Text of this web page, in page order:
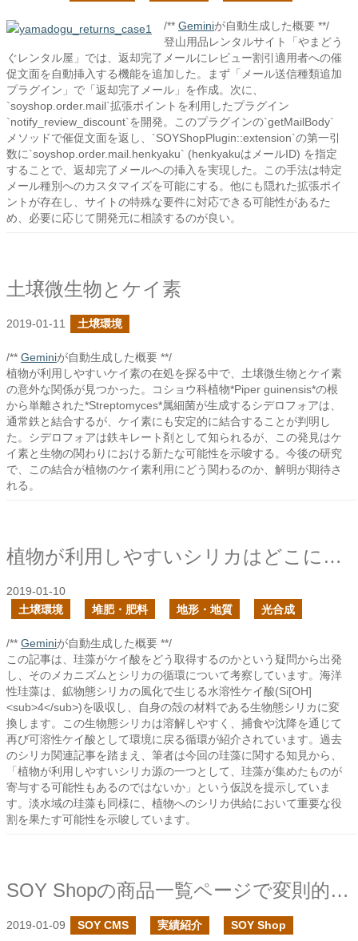
/** Geminiが自動生成した概要 **/
登山用品レンタルサイト「やまどう
ぐレンタル屋」では、返却完了メールにレビュー割引適用者への催
促文面を自動挿入する機能を追加した。まず「メール送信種類追加
プラグイン」で「返却完了メール」を作成。次に、
`soyshop.order.mail`拡張ポイントを利用したプラグイン
`notify_review_discount`を開発。このプラグインの`getMailBody`
メソッドで催促文面を返し、`SOYShopPlugin::extension`の第一引
数に`soyshop.order.mail.henkyaku` (henkyakuはメールID) を指定
することで、返却完了メールへの挿入を実現した。この手法は特定
メール種別へのカスタマイズを可能にする。他にも隠れた拡張ポイ
ントが存在し、サイトの特殊な要件に対応できる可能性があるた
め、必要に応じて開発元に相談するのが良い。
土壌微生物とケイ素
2019-01-11 土壌環境
/** Geminiが自動生成した概要 **/
植物が利用しやすいケイ素の在処を探る中で、土壌微生物とケイ素
の意外な関係が見つかった。コショウ科植物*Piper guinensis*の根
から単離された*Streptomyces*属細菌が生成するシデロフォアは、
通常鉄と結合するが、ケイ素にも安定的に結合することが判明し
た。シデロフォアは鉄キレート剤として知られるが、この発見はケ
イ素と生物の関わりにおける新たな可能性を示唆する。今後の研究
で、この結合が植物のケイ素利用にどう関わるのか、解明が期待さ
れる。
植物が利用しやすいシリカはどこにある？
2019-01-10
土壌環境
堆肥・肥料 地形・地質 光合成
/** Geminiが自動生成した概要 **/
この記事は、珪藻がケイ酸をどう取得するのかという疑問から出発
し、そのメカニズムとシリカの循環について考察しています。海洋
性珪藻は、鉱物態シリカの風化で生じる水溶性ケイ酸(Si[OH]
<sub>4</sub>)を吸収し、自身の殻の材料である生物態シリカに変
換します。この生物態シリカは溶解しやすく、捕食や沈降を通じて
再び可溶性ケイ酸として環境に戻る循環が紹介されています。過去
のシリカ関連記事を踏まえ、筆者は今回の珪藻に関する知見から、
「植物が利用しやすいシリカ源の一つとして、珪藻が集めたものが
寄与する可能性もあるのではないか」という仮説を提示していま
す。淡水域の珪藻も同様に、植物へのシリカ供給において重要な役
割を果たす可能性を示唆しています。
SOY Shopの商品一覧ページで変則的な並び順の対応をしてみる
2019-01-09 SOY CMS 実績紹介 SOY Shop